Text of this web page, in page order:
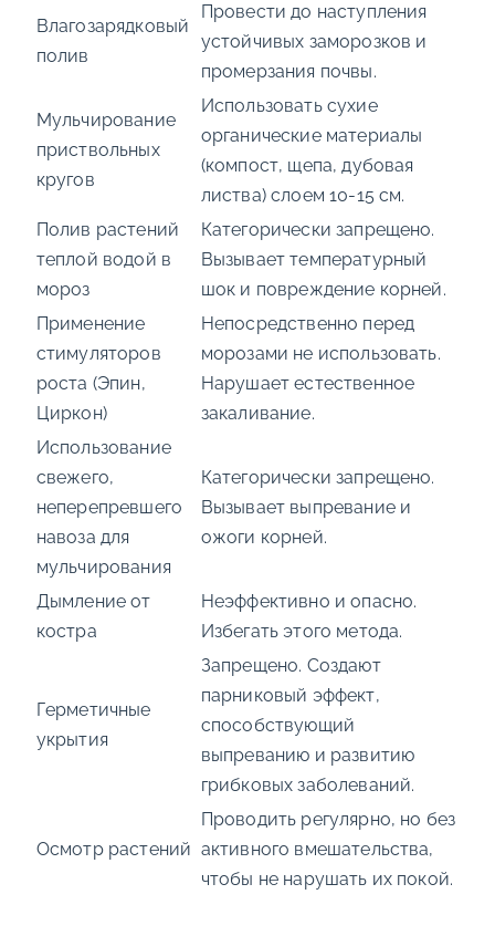
Влагозарядковый
полив
Провести до наступления
устойчивых заморозков и
промерзания почвы.
Мульчирование
приствольных
кругов
Использовать сухие
органические материалы
(компост, щепа, дубовая
листва) слоем 10-15 см.
Полив растений
теплой водой в
мороз
Категорически запрещено.
Вызывает температурный
шок и повреждение корней.
Применение
стимуляторов
роста (Эпин,
Циркон)
Непосредственно перед
морозами не использовать.
Нарушает естественное
закаливание.
Использование
свежего,
неперепревшего
навоза для
мульчирования
Категорически запрещено.
Вызывает выпревание и
ожоги корней.
Дымление от
костра
Неэффективно и опасно.
Избегать этого метода.
Герметичные
укрытия
Запрещено. Создают
парниковый эффект,
способствующий
выпреванию и развитию
грибковых заболеваний.
Осмотр растений
Проводить регулярно, но без
активного вмешательства,
чтобы не нарушать их покой.